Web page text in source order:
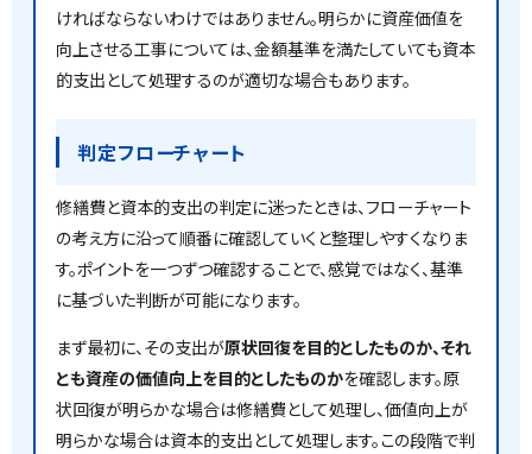
ければならないわけではありません。明らかに資産価値を
向上させる工事については、金額基準を満たしていても資本
的支出として処理するのが適切な場合もあります。
判定フローチャート
修繕費と資本的支出の判定に迷ったときは、フローチャート
の考え方に沿って順番に確認していくと整理しやすくなりま
す。ポイントを一つずつ確認することで、感覚ではなく、基準
に基づいた判断が可能になります。
まず最初に、その支出が原状回復を目的としたものか、それ
とも資産の価値向上を目的としたものかを確認します。原
状回復が明らかな場合は修繕費として処理し、価値向上が
明らかな場合は資本的支出として処理します。この段階で判